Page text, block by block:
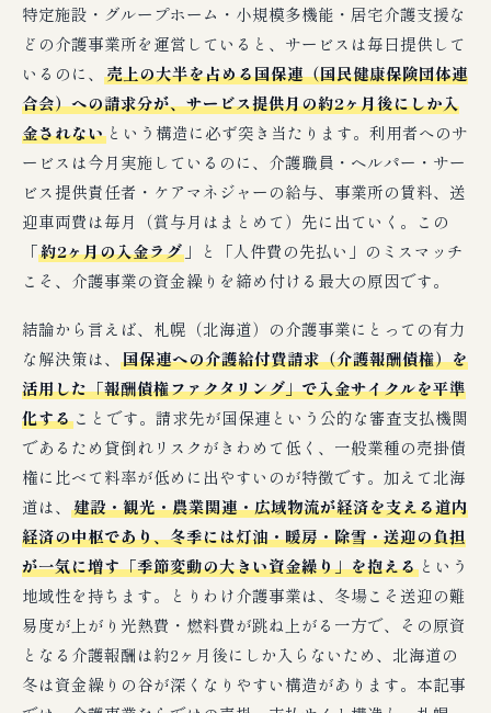
特定施設・グループホーム・小規模多機能・居宅介護支援な
どの介護事業所を運営していると、サービスは毎日提供して
いるのに、 売上の大半を占める国保連（国民健康保険団体連
合会）への請求分が、サービス提供月の約2ヶ月後にしか入
金されない という構造に必ず突き当たります。利用者へのサ
ービスは今月実施しているのに、介護職員・ヘルパー・サー
ビス提供責任者・ケアマネジャーの給与、事業所の賃料、送
迎車両費は毎月（賞与月はまとめて）先に出ていく。この
「約2ヶ月の入金ラグ 」と「人件費の先払い」のミスマッチ
こそ、介護事業の資金繰りを締め付ける最大の原因です。
結論から言えば、札幌（北海道）の介護事業にとっての有力
な解決策は、 国保連への介護給付費請求（介護報酬債権）を
活用した「報酬債権ファクタリング」で入金サイクルを平準
化する ことです。請求先が国保連という公的な審査支払機関
であるため貸倒れリスクがきわめて低く、一般業種の売掛債
権に比べて料率が低めに出やすいのが特徴です。加えて北海
道は、 建設・観光・農業関連・広域物流が経済を支える道内
経済の中枢であり、冬季には灯油・暖房・除雪・送迎の負担
が一気に増す「季節変動の大きい資金繰り」を抱える という
地域性を持ちます。とりわけ介護事業は、冬場こそ送迎の難
易度が上がり光熱費・燃料費が跳ね上がる一方で、その原資
となる介護報酬は約2ヶ月後にしか入らないため、北海道の
冬は資金繰りの谷が深くなりやすい構造があります。本記事